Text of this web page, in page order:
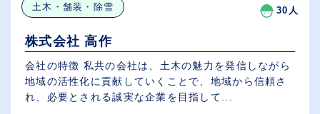
土木・舗装・除雪 30人
株式会社 高作
会社の特徴 私共の会社は、土木の魅力を発信しながら
地域の活性化に貢献していくことで、地域から信頼さ
れ、必要とされる誠実な企業を目指して...